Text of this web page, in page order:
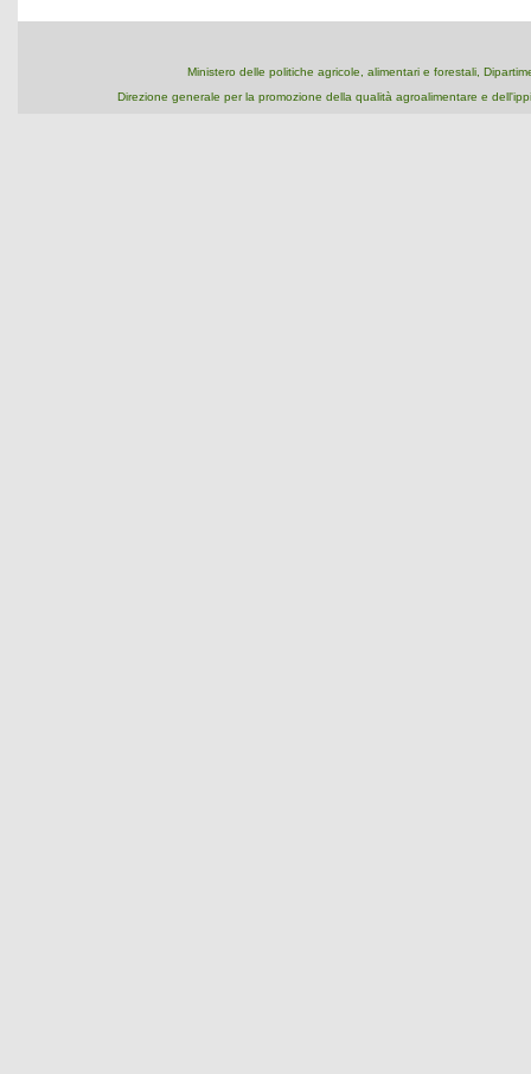
Ministero delle politiche agricole, alimentari e forestali,
Direzione generale per la promozione della qualità agroalimentare e